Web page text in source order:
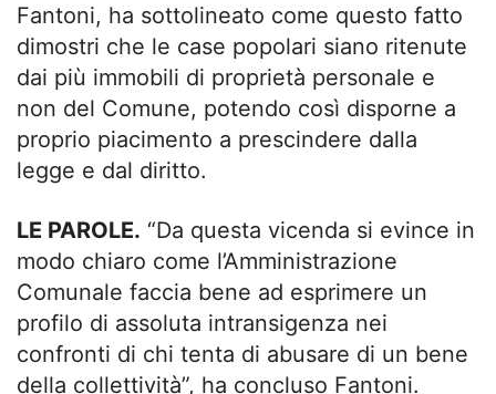
Fantoni, ha sottolineato come questo fatto
dimostri che le case popolari siano ritenute
dai più immobili di proprietà personale e
non del Comune, potendo così disporne a
proprio piacimento a prescindere dalla
legge e dal diritto.
LE PAROLE. “Da questa vicenda si evince in
modo chiaro come l’Amministrazione
Comunale faccia bene ad esprimere un
profilo di assoluta intransigenza nei
confronti di chi tenta di abusare di un bene
della collettività”, ha concluso Fantoni.